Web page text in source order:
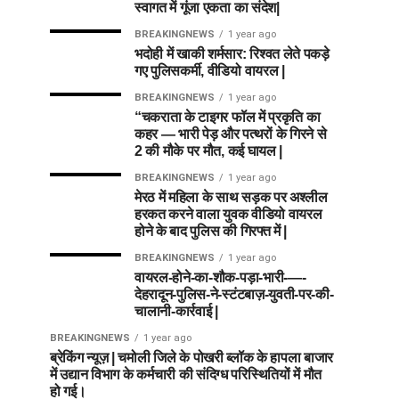
स्वागत में गूंजा एकता का संदेश|
BREAKINGNEWS 1 year ago
भदोही में खाकी शर्मसार: रिश्वत लेते पकड़े
गए पुलिसकर्मी, वीडियो वायरल |
BREAKINGNEWS 1 year ago
“चकराता के टाइगर फॉल में प्रकृति का
कहर — भारी पेड़ और पत्थरों के गिरने से
2 की मौके पर मौत, कई घायल |
BREAKINGNEWS 1 year ago
मेरठ में महिला के साथ सड़क पर अश्लील
हरकत करने वाला युवक वीडियो वायरल
होने के बाद पुलिस की गिरफ्त में |
BREAKINGNEWS 1 year ago
वायरल-होने-का-शौक-पड़ा-भारी-—-
देहरादून-पुलिस-ने-स्टंटबाज़-युवती-पर-की-
चालानी-कार्रवाई |
BREAKINGNEWS 1 year ago
ब्रेकिंग न्यूज़ | चमोली जिले के पोखरी ब्लॉक के हापला बाजार
में उद्यान विभाग के कर्मचारी की संदिग्ध परिस्थितियों में मौत
हो गई।